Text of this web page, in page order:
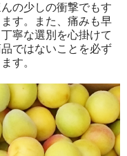
の少しの衝撃でもす
す。また、痛みも早
寧な選別を心掛けて
ではないことを必ず
す。